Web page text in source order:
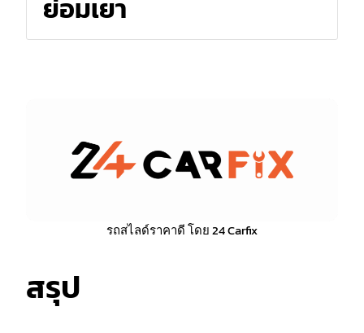
ย่อมเยา
รถสไลด์ราคาดี โดย 24 Carfix
สรุป